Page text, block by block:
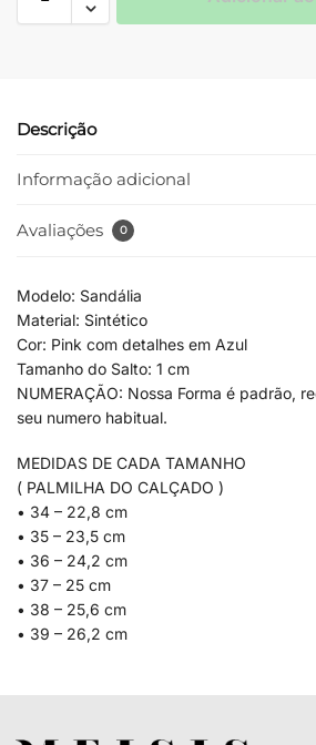
Descrição
Informação adicional
Avaliações 0
Modelo: Sandália
Material: Sintético
Cor: Pink com detalhes em Azul
Tamanho do Salto: 1 cm
NUMERAÇÃO: Nossa Forma é padrão,
seu numero habitual.
MEDIDAS DE CADA TAMANHO
( PALMILHA DO CALÇADO )
• 34 – 22,8 cm
• 35 – 23,5 cm
• 36 – 24,2 cm
• 37 – 25 cm
• 38 – 25,6 cm
• 39 – 26,2 cm